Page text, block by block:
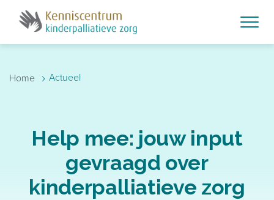
Skip to main content
Home › Actueel
Help mee: jouw input
gevraagd over
kinderpalliatieve zorg